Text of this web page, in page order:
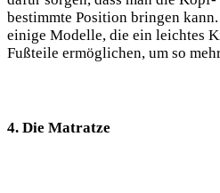
bestimmte Position bringen
einige Modelle, die ein leichtes
Fußteile ermöglichen, um so
4. Die Matratze